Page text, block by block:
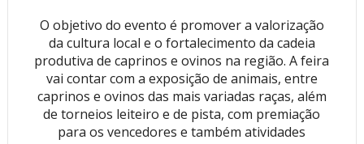
O objetivo do evento é promover a valorização
da cultura local e o fortalecimento da cadeia
produtiva de caprinos e ovinos na região. A feira
vai contar com a exposição de animais, entre
caprinos e ovinos das mais variadas raças, além
de torneios leiteiro e de pista, com premiação
para os vencedores e também atividades